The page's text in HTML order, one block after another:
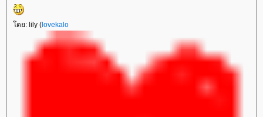
ดย: lily ( lovekalo